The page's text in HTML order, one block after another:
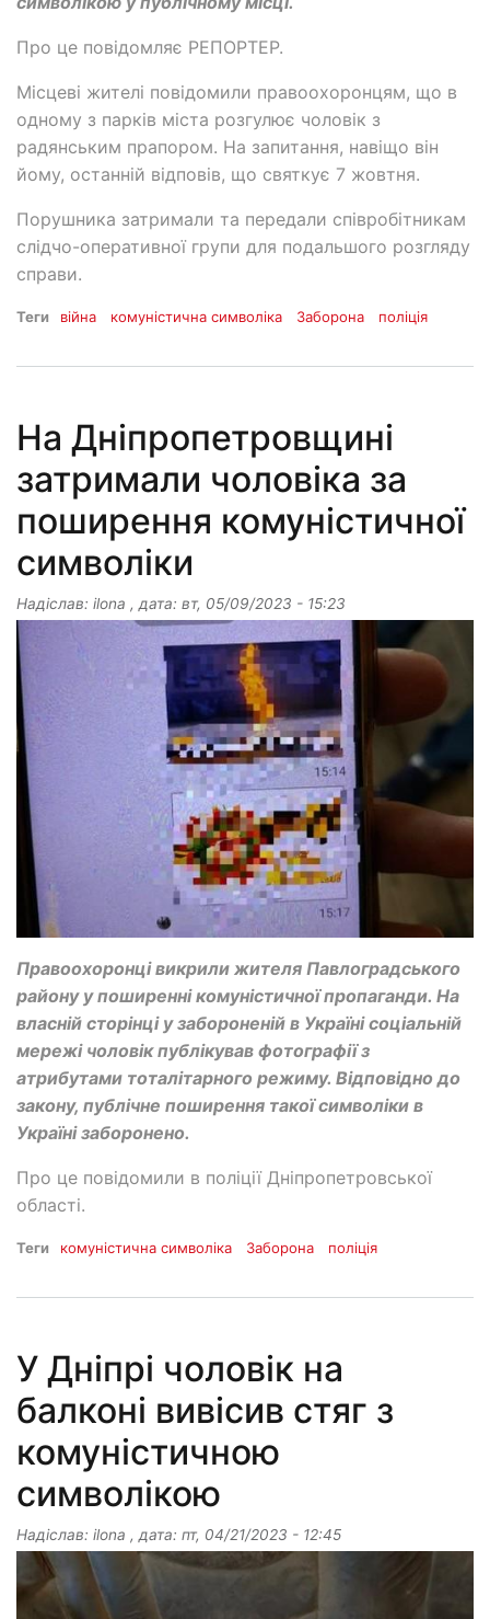
Про це повідомляє РЕПОРТЕР.
Місцеві жителі повідомили правоохоронцям, що в
одному з парків міста розгулює чоловік з
радянським прапором. На запитання, навіщо він
йому, останній відповів, що святкує 7 жовтня.
Порушника затримали та передали співробітникам
слідчо-оперативної групи для подальшого розгляду
справи.
Теги війна комуністична символіка Заборона поліція
На Дніпропетровщині
затримали чоловіка за
поширення комуністичної
символіки
Надіслав: ilona , дата: вт, 05/09/2023 - 15:23
Правоохоронці викрили жителя Павлоградського
району у поширенні комуністичної пропаганди. На
власній сторінці у забороненій в Україні соціальній
мережі чоловік публікував фотографії з
атрибутами тоталітарного режиму. Відповідно до
закону, публічне поширення такої символіки в
Україні заборонено.
Про це повідомили в поліції Дніпропетровської
області.
Теги комуністична символіка Заборона поліція
У Дніпрі чоловік на
балконі вивісив стяг з
комуністичною
символікою
Надіслав: ilona , дата: пт, 04/21/2023 - 12:45